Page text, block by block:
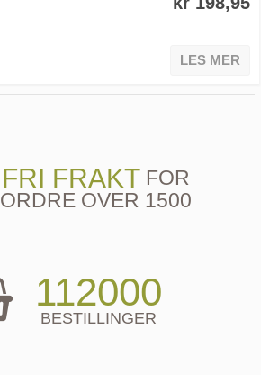
LES MER
FRI FRAKTFOR
ORDRE OVER 1500
112000
BESTILLINGER